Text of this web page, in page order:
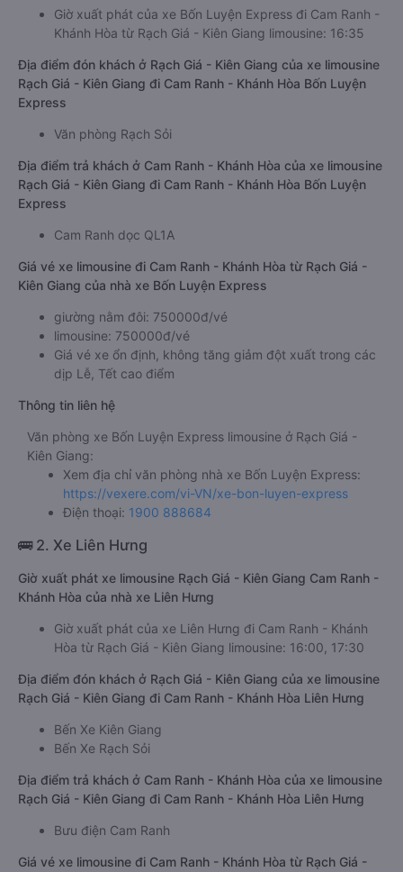
Giờ xuất phát của xe Bốn Luyện Express đi Cam Ranh -
Khánh Hòa từ Rạch Giá - Kiên Giang limousine: 16:35
Địa điểm đón khách ở Rạch Giá - Kiên Giang của xe limousine
Rạch Giá - Kiên Giang đi Cam Ranh - Khánh Hòa Bốn Luyện
Express
Văn phòng Rạch Sỏi
Địa điểm trả khách ở Cam Ranh - Khánh Hòa của xe limousine
Rạch Giá - Kiên Giang đi Cam Ranh - Khánh Hòa Bốn Luyện
Express
Cam Ranh dọc QL1A
Giá vé xe limousine đi Cam Ranh - Khánh Hòa từ Rạch Giá -
Kiên Giang của nhà xe Bốn Luyện Express
giường nằm đôi: 750000đ/vé
limousine: 750000đ/vé
Giá vé xe ổn định, không tăng giảm đột xuất trong các
dịp Lễ, Tết cao điểm
Thông tin liên hệ
Văn phòng xe Bốn Luyện Express limousine ở Rạch Giá -
Kiên Giang:
Xem địa chỉ văn phòng nhà xe Bốn Luyện Express:
https://vexere.com/vi-VN/xe-bon-luyen-express
Điện thoại: 1900 888684
🚌 2. Xe Liên Hưng
Giờ xuất phát xe limousine Rạch Giá - Kiên Giang Cam Ranh -
Khánh Hòa của nhà xe Liên Hưng
Giờ xuất phát của xe Liên Hưng đi Cam Ranh - Khánh
Hòa từ Rạch Giá - Kiên Giang limousine: 16:00, 17:30
Địa điểm đón khách ở Rạch Giá - Kiên Giang của xe limousine
Rạch Giá - Kiên Giang đi Cam Ranh - Khánh Hòa Liên Hưng
Bến Xe Kiên Giang
Bến Xe Rạch Sỏi
Địa điểm trả khách ở Cam Ranh - Khánh Hòa của xe limousine
Rạch Giá - Kiên Giang đi Cam Ranh - Khánh Hòa Liên Hưng
Bưu điện Cam Ranh
Giá vé xe limousine đi Cam Ranh - Khánh Hòa từ Rạch Giá -